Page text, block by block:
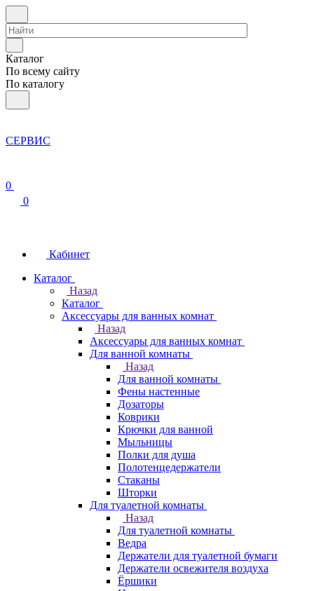
Каталог
По всему сайту
По каталогу
СЕРВИС
0
0
Кабинет
Каталог
Назад
Каталог
Аксессуары для ванных комнат
Назад
Аксессуары для ванных комнат
Для ванной комнаты
Назад
Для ванной комнаты
Фены настенные
Дозаторы
Коврики
Крючки для ванной
Мыльницы
Полки для душа
Полотенцедержатели
Стаканы
Шторки
Для туалетной комнаты
Назад
Для туалетной комнаты
Ведра
Держатели для туалетной бумаги
Держатели освежителя воздуха
Ёршики